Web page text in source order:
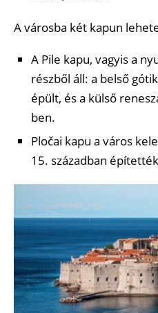
A városba két kapun
A Pile kapu, vagyis a
részből áll: a belső
épült, és a külső
ben.
Pločai kapu a város
15. században